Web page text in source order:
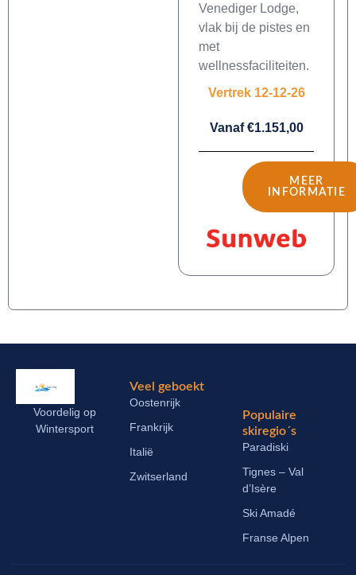
Venediger Lodge,
vlak bij de pistes en
met
wellnessfaciliteiten.
Vertrek 12-12-26
Vanaf €1.151,00
MEER
INFORMATIE
Voordelig op
Wintersport
Veel geboekt
Oostenrijk
Frankrijk
Italië
Zwitserland
Populaire
skiregio´s
Paradiski
Tignes – Val
d’Isère
Ski Amadé
Franse Alpen